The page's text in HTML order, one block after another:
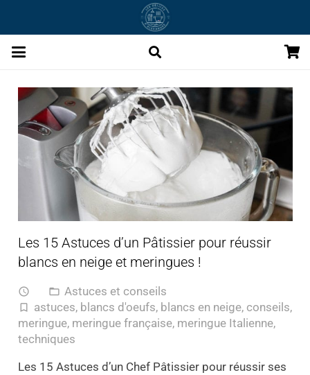
Les 15 Astuces d’un Pâtissier pour réussir
blancs en neige et meringues !
access_time folder_open Astuces et conseils
turned_in_not astuces, blancs d'oeufs, blancs en neige, conseils,
meringue, meringue française, meringue Italienne,
techniques
Les 15 Astuces d’un Chef Pâtissier pour réussir ses